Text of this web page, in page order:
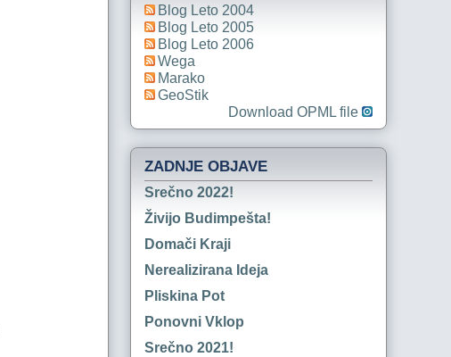
Blog Leto 2004
Blog Leto 2005
Blog Leto 2006
Wega
Marako
GeoStik
Download OPML file
ZADNJE OBJAVE
Srečno 2022!
Živijo Budimpešta!
Domači Kraji
Nerealizirana Ideja
Pliskina Pot
Ponovni Vklop
Srečno 2021!